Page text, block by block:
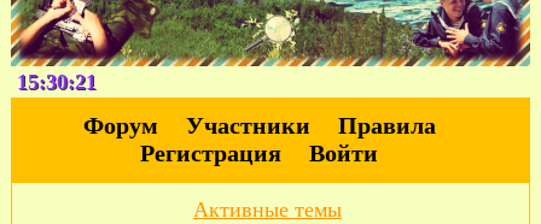
15:30:21
Форум Участники
Правила
Регистрация
Войти
Активные темы